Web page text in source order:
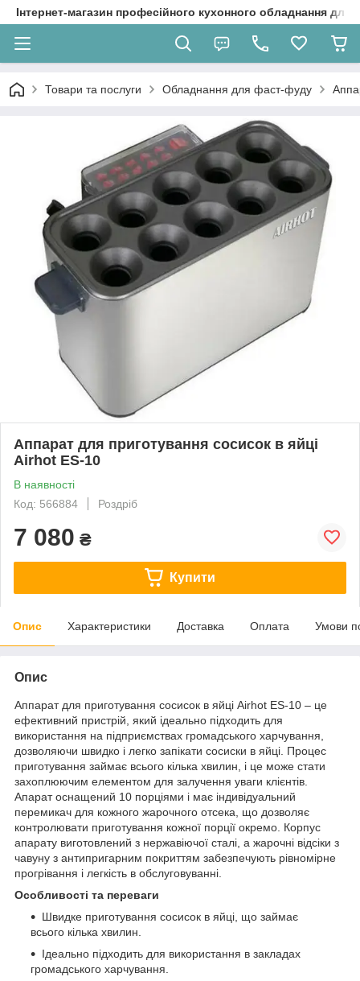
Інтернет-магазин професійного кухонного обладнання
Товари та послуги Обладнання для фаст-фуду
Аппарат для приготування сосисок в яйці
Airhot ES-10
В наявності
Код: 566884
Роздріб
7 080 ₴
Купити
Опис Характеристики Доставка Оплата Умови
Опис
Аппарат для приготування сосисок в яйці Airhot ES-10 – це
ефективний пристрій, який ідеально підходить для
використання на підприємствах громадського харчування,
дозволяючи швидко і легко запікати сосиски в яйці. Процес
приготування займає всього кілька хвилин, і це може стати
захоплюючим елементом для залучення уваги клієнтів.
Апарат оснащений 10 порціями і має індивідуальний
перемикач для кожного жарочного отсека, що дозволяє
контролювати приготування кожної порції окремо. Корпус
апарату виготовлений з нержавіючої сталі, а жарочні відсіки з
чавуну з антипригарним покриттям забезпечують рівномірне
прогрівання і легкість в обслуговуванні.
Особливості та переваги
Швидке приготування сосисок в яйці, що займає
всього кілька хвилин.
Ідеально підходить для використання в закладах
громадського харчування.